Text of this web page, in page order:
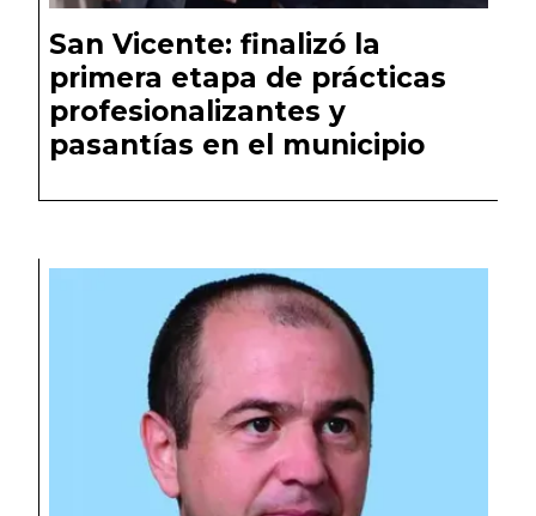
San Vicente: finalizó la
primera etapa de prácticas
profesionalizantes y
pasantías en el municipio